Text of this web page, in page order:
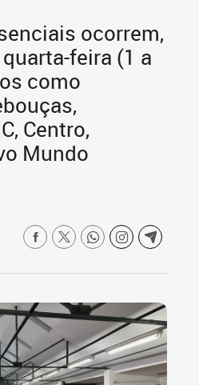
ocorrem,
feira (1 a
como
Centro,
Mundo